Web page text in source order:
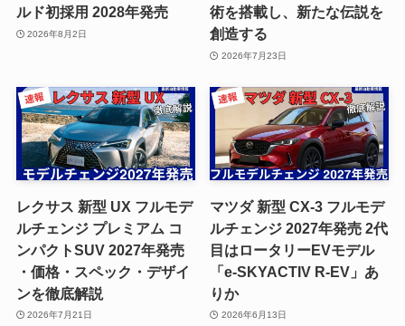
ルド初採用 2028年発売
2026年8月2日
術を搭載し、新たな伝説を
創造する
2026年7月23日
レクサス 新型 UX フルモデ
ルチェンジ プレミアム コ
ンパクトSUV 2027年発売
・価格・スペック・デザイ
ンを徹底解説
2026年7月21日
マツダ 新型 CX-3 フルモデ
ルチェンジ 2027年発売 2代
目はロータリーEVモデル
「e-SKYACTIV R-EV」あ
りか
2026年6月13日